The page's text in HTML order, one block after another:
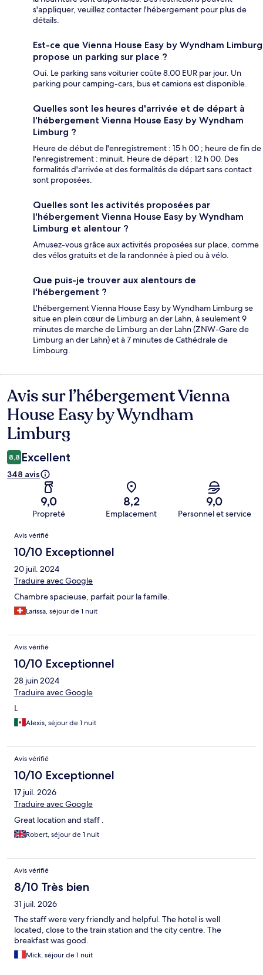
s'appliquer, veuillez contacter l'hébergement pour plus de
détails.
Est-ce que Vienna House Easy by Wyndham Limburg
propose un parking sur place ?
Oui. Le parking sans voiturier coûte 8.00 EUR par jour. Un
parking pour camping-cars, bus et camions est disponible.
Quelles sont les heures d'arrivée et de départ à
l'hébergement Vienna House Easy by Wyndham
Limburg ?
Heure de début de l'enregistrement : 15 h 00 ; heure de fin de
l'enregistrement : minuit. Heure de départ : 12 h 00. Des
formalités d'arrivée et des formalités de départ sans contact
sont proposées.
Quelles sont les activités proposées par
l'hébergement Vienna House Easy by Wyndham
Limburg et alentour ?
Amusez-vous grâce aux activités proposées sur place, comme
des vélos gratuits et de la randonnée à pied ou à vélo.
Que puis-je trouver aux alentours de
l'hébergement ?
L'hébergement Vienna House Easy by Wyndham Limburg se
situe en plein cœur de Limburg an der Lahn, à seulement 9
minutes de marche de Limburg an der Lahn (ZNW-Gare de
Limburg an der Lahn) et à 7 minutes de Cathédrale de
Limbourg.
Avis
Avis sur l’hébergement Vienna
House Easy by Wyndham
Limburg
8,8 Excellent
348 avis
9,0
Propreté
8,2
Emplacement
9,0
Personnel et service
Avis
Avis vérifié
10/10 Exceptionnel
20 juil. 2024
Traduire avec Google
Chambre spacieuse, parfait pour la famille.
Larissa, séjour de 1 nuit
Avis vérifié
10/10 Exceptionnel
28 juin 2024
Traduire avec Google
L
Alexis, séjour de 1 nuit
Avis vérifié
10/10 Exceptionnel
17 juil. 2026
Traduire avec Google
Great location and staff .
Robert, séjour de 1 nuit
Avis vérifié
8/10 Très bien
31 juil. 2026
The staff were very friendly and helpful. The hotel is well
located, close to the train station and the city centre. The
breakfast was good.
Mick, séjour de 1 nuit